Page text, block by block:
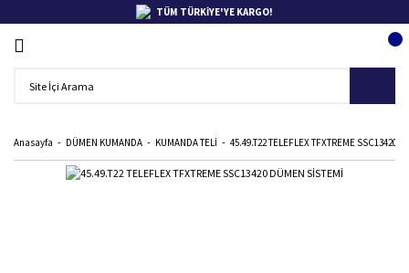
TÜM TÜRKİYE'YE KARGO!
Anasayfa DÜMEN KUMANDA KUMANDA TELİ 45.49.T22 TELEFLEX TFXTREME SSC13420